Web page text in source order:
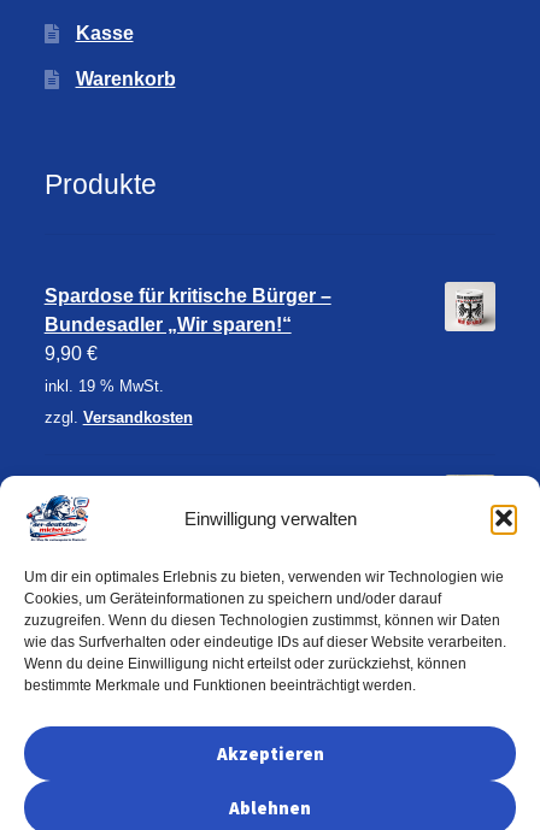
Einwilligung verwalten
Um dir ein optimales Erlebnis zu bieten, verwenden wir Technologien wie
Cookies, um Geräteinformationen zu speichern und/oder darauf
zuzugreifen. Wenn du diesen Technologien zustimmst, können wir Daten
wie das Surfverhalten oder eindeutige IDs auf dieser Website verarbeiten.
Wenn du deine Einwilligung nicht erteilst oder zurückziehst, können
bestimmte Merkmale und Funktionen beeinträchtigt werden.
Akzeptieren
Ablehnen
Kasse
Warenkorb
Produkte
Spardose für kritische Bürger –
Bundesadler „Wir sparen!“
9,90 €
inkl. 19 % MwSt.
zzgl. Versandkosten
Alternative für Deutschland
12,90
inkl. 19 % MwSt.
zzgl.Versandkosten